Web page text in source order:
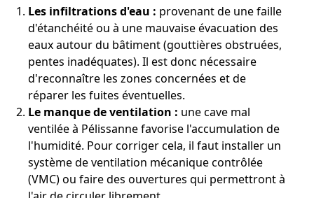
Les infiltrations d'eau : provenant de une faille
d'étanchéité ou à une mauvaise évacuation des
eaux autour du bâtiment (gouttières obstruées,
pentes inadéquates). Il est donc nécessaire
d'reconnaître les zones concernées et de
réparer les fuites éventuelles.
Le manque de ventilation : une cave mal
ventilée à Pélissanne favorise l'accumulation de
l'humidité. Pour corriger cela, il faut installer un
système de ventilation mécanique contrôlée
(VMC) ou faire des ouvertures qui permettront à